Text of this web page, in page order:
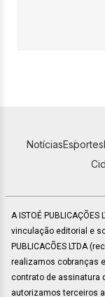
NotíciasEsportes
A ISTOÉ
vinculação editorial e
PUBLICACÕES LTDA
realizamos cobranças
contrato de assinatura
autorizamos terceiros